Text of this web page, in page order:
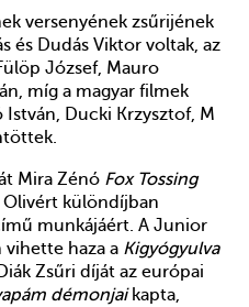
versenyének zsűrijének
és Dudás Viktor voltak, az
József, Mauro
míg a magyar filmek
Ducki Krzysztof, M
Mira Zénó Fox Tossing
különdíjban
munkájáért. A Junior
haza a Kigyógyulva
Zsűri díját az európai
démonjaikapta,